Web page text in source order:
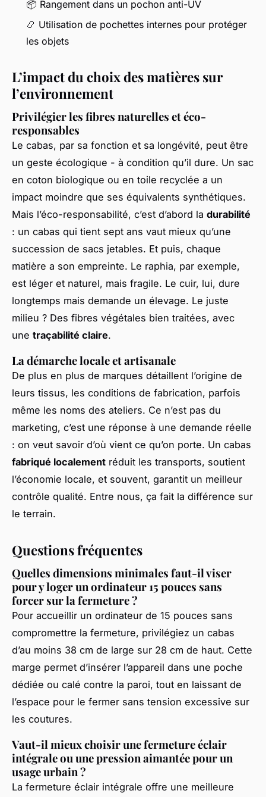
📦 Rangement dans un pochon anti-UV
📿 Utilisation de pochettes internes pour protéger
les objets
L’impact du choix des matières sur
l’environnement
Privilégier les fibres naturelles et éco-
responsables
Le cabas, par sa fonction et sa longévité, peut être
un geste écologique - à condition qu’il dure. Un sac
en coton biologique ou en toile recyclée a un
impact moindre que ses équivalents synthétiques.
Mais l’éco-responsabilité, c’est d’abord la durabilité
: un cabas qui tient sept ans vaut mieux qu’une
succession de sacs jetables. Et puis, chaque
matière a son empreinte. Le raphia, par exemple,
est léger et naturel, mais fragile. Le cuir, lui, dure
longtemps mais demande un élevage. Le juste
milieu ? Des fibres végétales bien traitées, avec
une traçabilité claire.
La démarche locale et artisanale
De plus en plus de marques détaillent l’origine de
leurs tissus, les conditions de fabrication, parfois
même les noms des ateliers. Ce n’est pas du
marketing, c’est une réponse à une demande réelle
: on veut savoir d’où vient ce qu’on porte. Un cabas
fabriqué localement réduit les transports, soutient
l’économie locale, et souvent, garantit un meilleur
contrôle qualité. Entre nous, ça fait la différence sur
le terrain.
Questions fréquentes
Quelles dimensions minimales faut-il viser
pour y loger un ordinateur 15 pouces sans
forcer sur la fermeture ?
Pour accueillir un ordinateur de 15 pouces sans
compromettre la fermeture, privilégiez un cabas
d’au moins 38 cm de large sur 28 cm de haut. Cette
marge permet d’insérer l’appareil dans une poche
dédiée ou calé contre la paroi, tout en laissant de
l’espace pour le fermer sans tension excessive sur
les coutures.
Vaut-il mieux choisir une fermeture éclair
intégrale ou une pression aimantée pour un
usage urbain ?
La fermeture éclair intégrale offre une meilleure